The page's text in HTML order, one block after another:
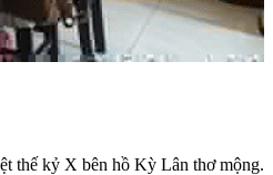
thế kỷ X bên hồ Kỳ Lân thơ mộng.